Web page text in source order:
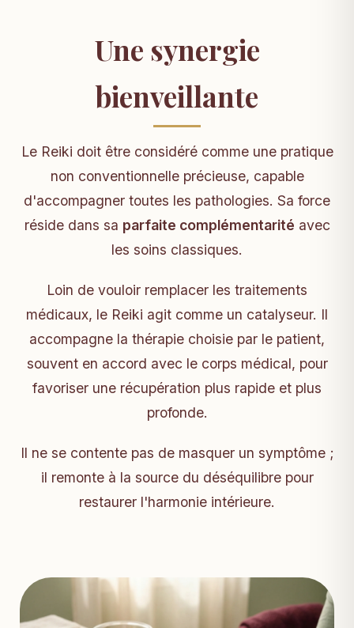
Une synergie
bienveillante
Le Reiki doit être considéré comme une pratique
non conventionnelle précieuse, capable
d'accompagner toutes les pathologies. Sa force
réside dans sa parfaite complémentarité avec
les soins classiques.
Loin de vouloir remplacer les traitements
médicaux, le Reiki agit comme un catalyseur. Il
accompagne la thérapie choisie par le patient,
souvent en accord avec le corps médical, pour
favoriser une récupération plus rapide et plus
profonde.
Il ne se contente pas de masquer un symptôme ;
il remonte à la source du déséquilibre pour
restaurer l'harmonie intérieure.